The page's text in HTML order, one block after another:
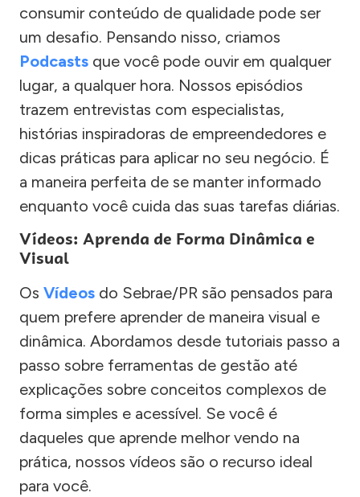
consumir conteúdo de qualidade pode ser
um desafio. Pensando nisso, criamos
Podcasts que você pode ouvir em qualquer
lugar, a qualquer hora. Nossos episódios
trazem entrevistas com especialistas,
histórias inspiradoras de empreendedores e
dicas práticas para aplicar no seu negócio. É
a maneira perfeita de se manter informado
enquanto você cuida das suas tarefas diárias.
Vídeos: Aprenda de Forma Dinâmica e
Visual
Os Vídeos do Sebrae/PR são pensados para
quem prefere aprender de maneira visual e
dinâmica. Abordamos desde tutoriais passo a
passo sobre ferramentas de gestão até
explicações sobre conceitos complexos de
forma simples e acessível. Se você é
daqueles que aprende melhor vendo na
prática, nossos vídeos são o recurso ideal
para você.